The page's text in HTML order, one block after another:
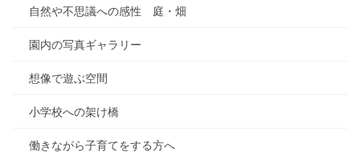
自然や不思議への感性 庭・畑
園内の写真ギャラリー
想像で遊ぶ空間
小学校への架け橋
働きながら子育てをする方へ